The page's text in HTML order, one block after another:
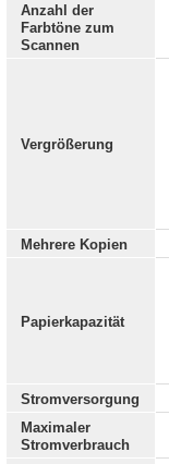
Anzahl der
Farbtöne zum
Scannen
Vergrößerung
Mehrere Kopien
Papierkapazität
Stromversorgung
Maximaler
Stromverbrauch